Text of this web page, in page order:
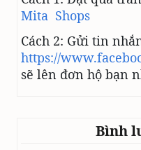
Mita Shops
Cách 2: Gửi tin
https://
sẽ lên đơn hộ bạn
Bình